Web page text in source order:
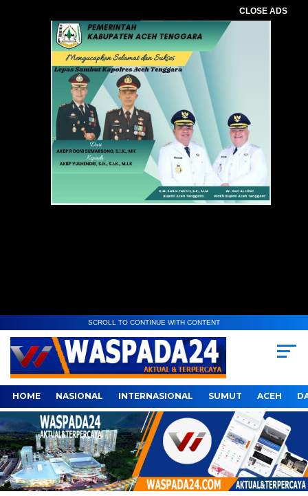
CLOSE ADS
SCROLL TO CONTINUE WITH CONTENT
HOME NASIONAL INTERNASIONAL SUMUT ACEH